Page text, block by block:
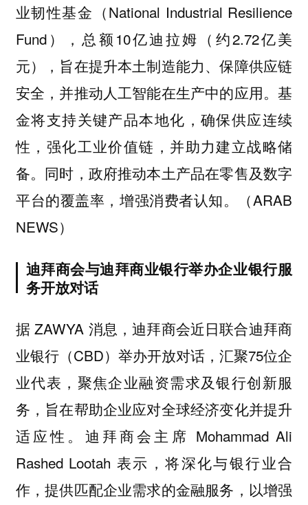
业韧性基金（National Industrial Resilience
Fund），总额10亿迪拉姆（约2.72亿美
元），旨在提升本土制造能力、保障供应链
安全，并推动人工智能在生产中的应用。基
金将支持关键产品本地化，确保供应连续
性，强化工业价值链，并助力建立战略储
备。同时，政府推动本土产品在零售及数字
平台的覆盖率，增强消费者认知。（ARAB
NEWS）
迪拜商会与迪拜商业银行举办企业银行服
务开放对话
据 ZAWYA 消息，迪拜商会近日联合迪拜商
业银行（CBD）举办开放对话，汇聚75位企
业代表，聚焦企业融资需求及银行创新服
务，旨在帮助企业应对全球经济变化并提升
适应性。迪拜商会主席 Mohammad Ali
Rashed Lootah 表示，将深化与银行业合
作，提供匹配企业需求的金融服务，以增强